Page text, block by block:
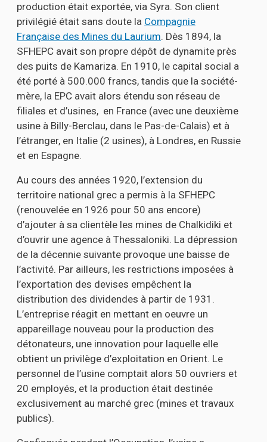
production était exportée, via Syra. Son client
privilégié était sans doute la Compagnie
Française des Mines du Laurium. Dès 1894, la
SFHEPC avait son propre dépôt de dynamite près
des puits de Kamariza. En 1910, le capital social a
été porté à 500.000 francs, tandis que la société-
mère, la EPC avait alors étendu son réseau de
filiales et d’usines, en France (avec une deuxième
usine à Billy-Berclau, dans le Pas-de-Calais) et à
l’étranger, en Italie (2 usines), à Londres, en Russie
et en Espagne.
Au cours des années 1920, l’extension du
territoire national grec a permis à la SFHEPC
(renouvelée en 1926 pour 50 ans encore)
d’ajouter à sa clientèle les mines de Chalkidiki et
d’ouvrir une agence à Thessaloniki. La dépression
de la décennie suivante provoque une baisse de
l’activité. Par ailleurs, les restrictions imposées à
l’exportation des devises empêchent la
distribution des dividendes à partir de 1931.
L’entreprise réagit en mettant en oeuvre un
appareillage nouveau pour la production des
détonateurs, une innovation pour laquelle elle
obtient un privilège d’exploitation en Orient. Le
personnel de l’usine comptait alors 50 ouvriers et
20 employés, et la production était destinée
exclusivement au marché grec (mines et travaux
publics).